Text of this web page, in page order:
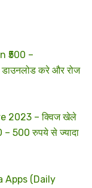
₹500 –
करे और रोज
2023 – क्विज खेले
500 रुपये से ज्यादा
Apps (Daily